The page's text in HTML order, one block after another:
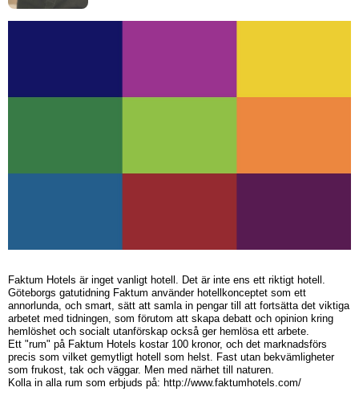
Faktum Hotels är inget vanligt hotell. Det är inte ens ett riktigt hotell.
Göteborgs gatutidning Faktum använder hotellkonceptet som ett
annorlunda, och smart, sätt att samla in pengar till att fortsätta det viktiga
arbetet med tidningen, som förutom att skapa debatt och opinion kring
hemlöshet och socialt utanförskap också ger hemlösa ett arbete.
Ett "rum" på Faktum Hotels kostar 100 kronor, och det marknadsförs
precis som vilket gemytligt hotell som helst. Fast utan bekvämligheter
som frukost, tak och väggar. Men med närhet till naturen.
Kolla in alla rum som erbjuds på: http://www.faktumhotels.com/